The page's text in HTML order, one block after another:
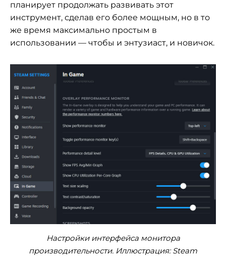
планирует продолжать развивать этот
инструмент, сделав его более мощным, но в то
же время максимально простым в
использовании — чтобы и энтузиаст, и новичок.
Настройки интерфейса монитора
производительности. Иллюстрация: Steam